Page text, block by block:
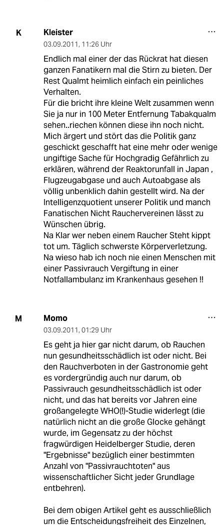
K Kleister
03.09.2011, 11:26 Uhr
Endlich mal einer der das Rückrat hat diesen
ganzen Fanatikern mal die Stirn zu bieten. Der
Rest Qualmt heimlich einfach ein peinliches
Verhalten.
Für die bricht ihre kleine Welt zusammen wenn
Sie ja nur in 100 Meter Entfernung Tabakqualm
sehen..riechen können diese ihn noch nicht.
Mich ärgert und stört das die Politik ganz
geschickt geschafft hat eine mehr oder wenige
ungiftige Sache für Hochgradig Gefährlich zu
erklären, während der Reaktorunfall in Japan ,
Flugzeugabgase und auch Autoabgase als
völlig unbenklich dahin gestellt wird. Na der
Intelligenzquotient unserer Politik und manch
Fanatischen Nicht Rauchervereinen lässt zu
Wünschen übrig.
Na Klar wer neben einem Raucher Steht kippt
tot um. Täglich schwerste Körperverletzung.
Na wieso hab ich noch nie einen Menschen mit
einer Passivrauch Vergiftung in einer
Notfallambulanz im Krankenhaus gesehen !!
M Momo
03.09.2011, 01:29 Uhr
Es geht ja hier gar nicht darum, ob Rauchen
nun gesundheitsschädlich ist oder nicht. Bei
den Rauchverboten in der Gastronomie geht
es vordergründig auch nur darum, ob
Passivrauch gesundheitsschädlich ist oder
nicht, und das hat bereits vor Jahren eine
großangelegte WHO(!)-Studie widerlegt (die
natürlich nicht an die große Glocke gehängt
wurde, im Gegensatz zu der höchst
fragwürdigen Heidelberger Studie, deren
"Ergebnisse" bezüglich einer bestimmten
Anzahl von "Passivrauchtoten" aus
wissenschaftlicher Sicht jeder Grundlage
entbehren).
Bei dem obigen Artikel geht es ausschließlich
um die Entscheidungsfreiheit des Einzelnen,